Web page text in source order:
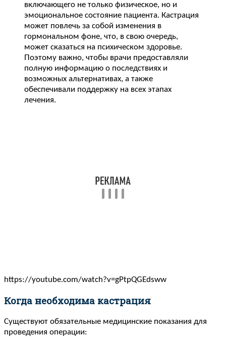
включающего не только физическое, но и
эмоциональное состояние пациента. Кастрация
может повлечь за собой изменения в
гормональном фоне, что, в свою очередь,
может сказаться на психическом здоровье.
Поэтому важно, чтобы врачи предоставляли
полную информацию о последствиях и
возможных альтернативах, а также
обеспечивали поддержку на всех этапах
лечения.
https://youtube.com/watch?v=gPtpQGEdsww
Когда необходима кастрация
Существуют обязательные медицинские показания для
проведения операции: